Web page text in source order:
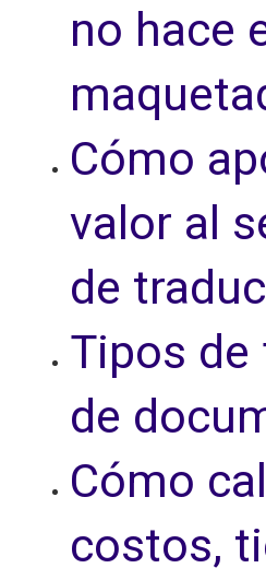
no hace
Cómo
valor al
de
Tipos
de
Cómo
costos,